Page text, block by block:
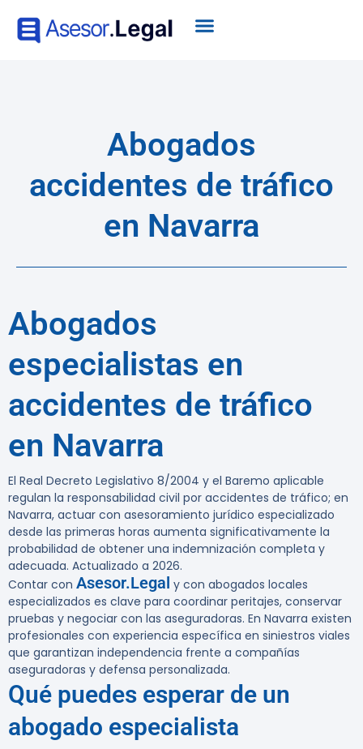
Abogados
accidentes de tráfico
en Navarra
Abogados
especialistas en
accidentes de tráfico
en Navarra
El Real Decreto Legislativo 8/2004 y el Baremo aplicable
regulan la responsabilidad civil por accidentes de tráfico; en
Navarra, actuar con asesoramiento jurídico especializado
desde las primeras horas aumenta significativamente la
probabilidad de obtener una indemnización completa y
adecuada. Actualizado a 2026.
Contar con Asesor.Legal y con abogados locales
especializados es clave para coordinar peritajes, conservar
pruebas y negociar con las aseguradoras. En Navarra existen
profesionales con experiencia específica en siniestros viales
que garantizan independencia frente a compañías
aseguradoras y defensa personalizada.
Qué puedes esperar de un
abogado especialista